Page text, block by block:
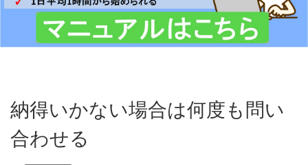
納得いかない場合は何度も問い
合わせる